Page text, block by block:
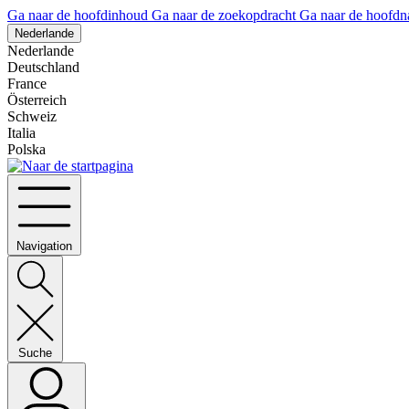
Ga naar de hoofdinhoud Ga naar de zoekopdracht Ga naar de
Nederlande
Nederlande
Deutschland
France
Österreich
Schweiz
Italia
Polska
Navigation
Suche